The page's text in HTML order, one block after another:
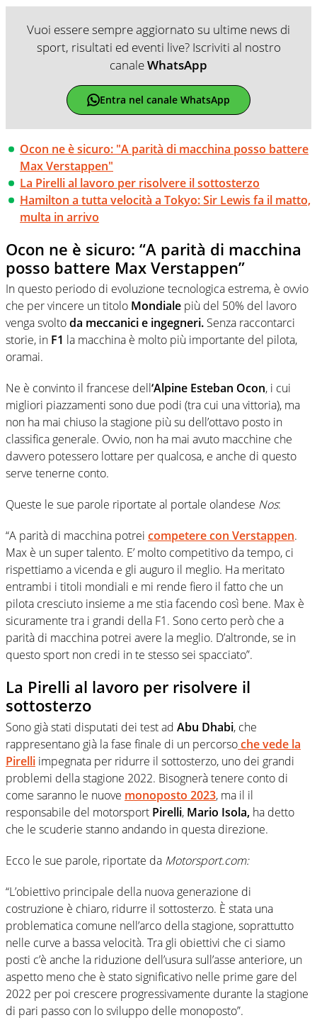
Vuoi essere sempre aggiornato su ultime news di
sport, risultati ed eventi live? Iscriviti al nostro
canaleWhatsApp
Entra nel canale WhatsApp
Ocon ne è sicuro: "A parità di macchina posso battere
Max Verstappen"
La Pirelli al lavoro per risolvere il sottosterzo
Hamilton a tutta velocità a Tokyo: Sir Lewis fa il matto,
multa in arrivo
Ocon ne è sicuro: “A parità di macchina
posso battere Max Verstappen”
In questo periodo di evoluzione tecnologica estrema, è ovvio
che per vincere un titolo Mondiale più del 50% del lavoro
venga svoltoda meccanici e ingegneri. Senza raccontarci
storie, in F1 la macchina è molto più importante del pilota,
oramai.
Ne è convinto il francese dell‘Alpine Esteban Ocon, i cui
migliori piazzamenti sono due podi (tra cui una vittoria), ma
non ha mai chiuso la stagione più su dell’ottavo posto in
classifica generale. Ovvio, non ha mai avuto macchine che
davvero potessero lottare per qualcosa, e anche di questo
serve tenerne conto.
Queste le sue parole riportate al portale olandese Nos:
“A parità di macchina potrei competere con Verstappen.
Max è un super talento. E’ molto competitivo da tempo, ci
rispettiamo a vicenda e gli auguro il meglio. Ha meritato
entrambi i titoli mondiali e mi rende fiero il fatto che un
pilota cresciuto insieme a me stia facendo così bene. Max è
sicuramente tra i grandi della F1. Sono certo però che a
parità di macchina potrei avere la meglio. D’altronde, se in
questo sport non credi in te stesso sei spacciato”.
La Pirelli al lavoro per risolvere il
sottosterzo
Sono già stati disputati dei test ad Abu Dhabi, che
rappresentano già la fase finale di un percorsoche vede la
Pirelli impegnata per ridurre il sottosterzo, uno dei grandi
problemi della stagione 2022. Bisognerà tenere conto di
come saranno le nuove monoposto 2023, ma il il
responsabile del motorsport Pirelli, Mario Isola, ha detto
che le scuderie stanno andando in questa direzione.
Ecco le sue parole, riportate da Motorsport.com:
“L’obiettivo principale della nuova generazione di
costruzione è chiaro, ridurre il sottosterzo. È stata una
problematica comune nell’arco della stagione, soprattutto
nelle curve a bassa velocità. Tra gli obiettivi che ci siamo
posti c’è anche la riduzione dell’usura sull’asse anteriore, un
aspetto meno che è stato significativo nelle prime gare del
2022 per poi crescere progressivamente durante la stagione
di pari passo con lo sviluppo delle monoposto”.